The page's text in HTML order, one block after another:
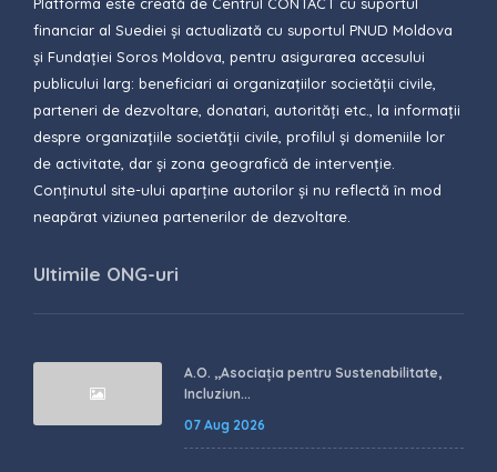
financiar al Suediei și actualizată cu suportul PNUD Moldova
și Fundației Soros Moldova, pentru asigurarea accesului
publicului larg: beneficiari ai organizațiilor societății civile,
parteneri de dezvoltare, donatari, autorități etc., la informații
despre organizațiile societății civile, profilul și domeniile lor
de activitate, dar și zona geografică de intervenție.
Conținutul site-ului aparține autorilor și nu reflectă în mod
neapărat viziunea partenerilor de dezvoltare.
Ultimile ONG-uri
A.O. ,,Asociația pentru Sustenabilitate,
Incluziun...
07 Aug 2026